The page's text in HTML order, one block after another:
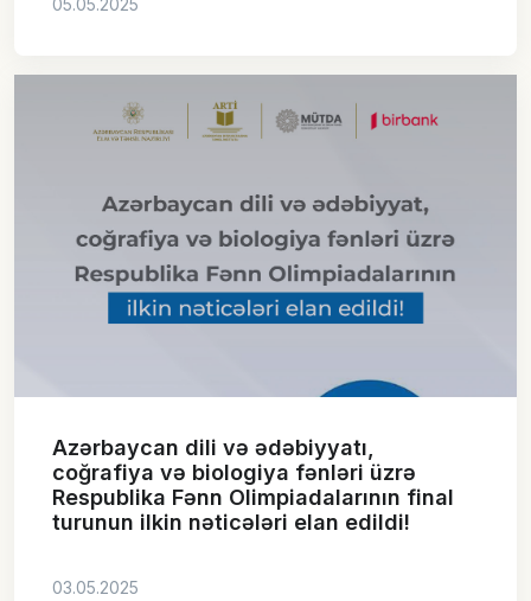
05.05.2025
Azərbaycan dili və ədəbiyyatı,
coğrafiya və biologiya fənləri üzrə
Respublika Fənn Olimpiadalarının final
turunun ilkin nəticələri elan edildi!
03.05.2025